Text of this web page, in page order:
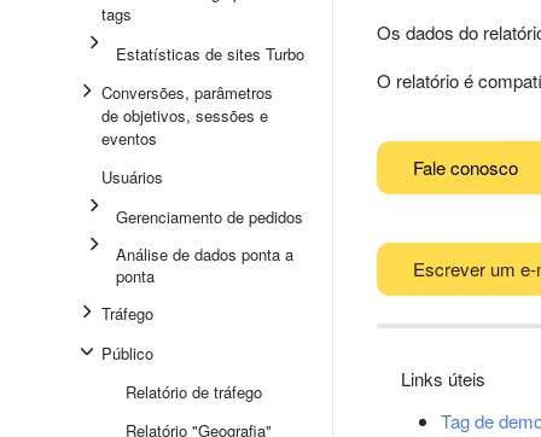
tags
Estatísticas de sites Turbo
Conversões, parâmetros
de objetivos, sessões e
eventos
Usuários
Gerenciamento de pedidos
Análise de dados ponta a
ponta
Tráfego
Público
Relatório de tráfego
Relatório "Geografia"
Os dados do
O relatório é
Fale conosco
Escrever um e-
Links úteis
Tag de